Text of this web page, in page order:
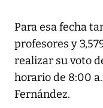
Para esa fecha
profesores y
realizar su voto
horario de 8:00
Fernández.